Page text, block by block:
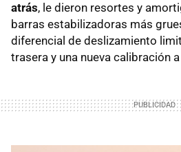
atrás, le dieron resortes y
barras estabilizadoras más
diferencial de deslizamiento
trasera y una nueva calibración